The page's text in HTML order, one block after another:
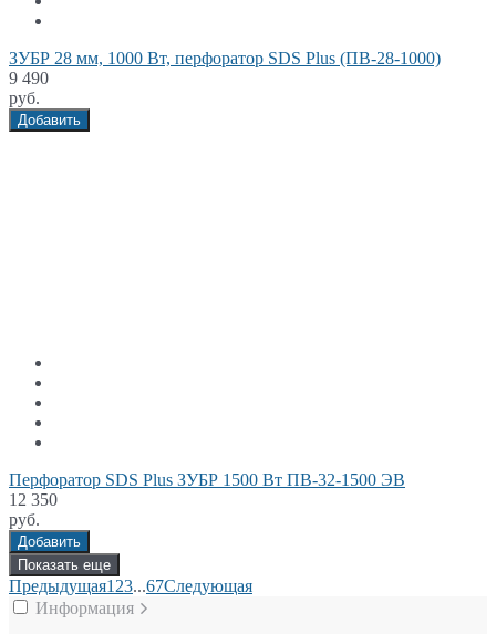
ЗУБР 28 мм, 1000 Вт, перфоратор SDS Plus (ПВ-28-1000)
9 490
руб.
Добавить
Перфоратор SDS Plus ЗУБР 1500 Вт ПВ-32-1500 ЭВ
12 350
руб.
Добавить
Показать еще
Предыдущая1 23...67Следующая
Информация